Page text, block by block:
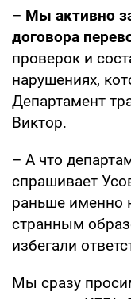
– Мы активно
договора
проверок и
нарушениях,
Департамент
Виктор.
– А что
спрашивает
раньше именно
странным
избегали
Мы сразу